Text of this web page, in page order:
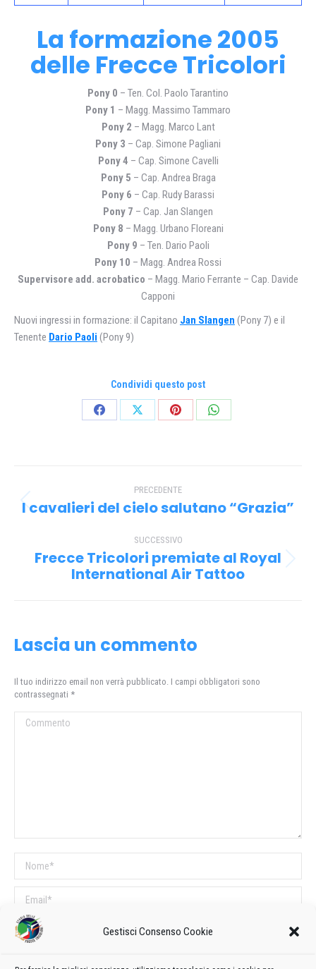
Gestisci Consenso Cookie
La formazione 2005
delle Frecce Tricolori
Pony 0 – Ten. Col. Paolo Tarantino
Pony 1 – Magg. Massimo Tammaro
Pony 2 – Magg. Marco Lant
Pony 3 – Cap. Simone Pagliani
Pony 4 – Cap. Simone Cavelli
Pony 5 – Cap. Andrea Braga
Pony 6 – Cap. Rudy Barassi
Pony 7 – Cap. Jan Slangen
Pony 8 – Magg. Urbano Floreani
Pony 9 – Ten. Dario Paoli
Pony 10 – Magg. Andrea Rossi
Supervisore add. acrobatico – Magg. Mario Ferrante – Cap. Davide
Capponi
Nuovi ingressi in formazione: il Capitano Jan Slangen (Pony 7) e il
Tenente Dario Paoli (Pony 9)
Condividi questo post
CondividiCondividiCondividiCondividi
tra
post
PRECEDENTE
Post
I cavalieri del cielo salutano “Grazia”
SUCCESSIVO
Prossimo
post:
Frecce Tricolori premiate al Royal
International Air Tattoo
Lascia un commento
Il tuo indirizzo email non verrà pubblicato. I campi obbligatori sono
contrassegnati *
Commento
Nome *
Email *
Sito web